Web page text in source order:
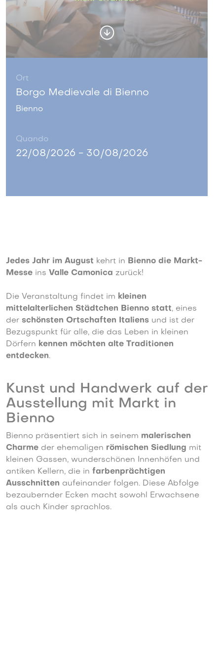
Ort
Borgo Medievale di Bienno
Bienno
Quando
22/08/2026 - 30/08/2026
Jedes Jahr im August kehrt in
Bienno die Markt-
Messe ins Valle Camonica zurück!
Die Veranstaltung findet im kleinen
mittelalterlichen Städtchen Bienno statt, eines
der schönsten Ortschaften Italiens und ist der
Bezugspunkt für alle, die das Leben in kleinen
Dörfern kennen möchten alte Traditionen
entdecken.
Kunst und Handwerk auf der
Ausstellung mit Markt in
Bienno
Bienno präsentiert sich in seinem malerischen
Charme der ehemaligen römischen Siedlung mit
kleinen Gassen, wunderschönen Innenhöfen und
antiken Kellern, die in farbenprächtigen
Ausschnitten aufeinander folgen. Diese Abfolge
bezaubernder Ecken macht sowohl Erwachsene
als auch Kinder sprachlos.